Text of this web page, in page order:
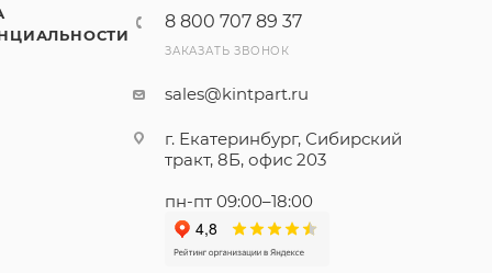
8 800 707 89 37
ЗАКАЗАТЬ ЗВОНОК
sales@kintpart.ru
г. Екатеринбург, Сибирский
тракт, 8Б, офис 203
пн-пт 09:00–18:00